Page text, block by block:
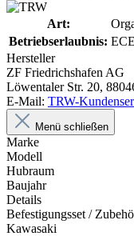
Art:
Betriebserlaubnis:
Hersteller
ZF Friedrichshafen AG
Löwentaler Str. 20,
E-Mail: TRW-
Menü schließen
Marke
Modell
Hubraum
Baujahr
Details
Befestigungsset /
Kawasaki